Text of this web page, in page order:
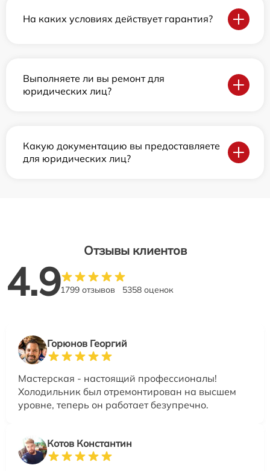
На каких условиях действует гарантия?
Выполняете ли вы ремонт для
юридических лиц?
Какую документацию вы предоставляете
для юридических лиц?
Отзывы клиентов
4.91799 отзывов 5358 оценок
Горюнов Георгий
Мастерская - настоящий профессионалы!
Холодильник был отремонтирован на высшем
уровне, теперь он работает безупречно.
Котов Константин